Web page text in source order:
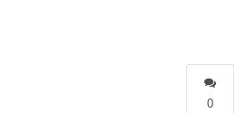
0